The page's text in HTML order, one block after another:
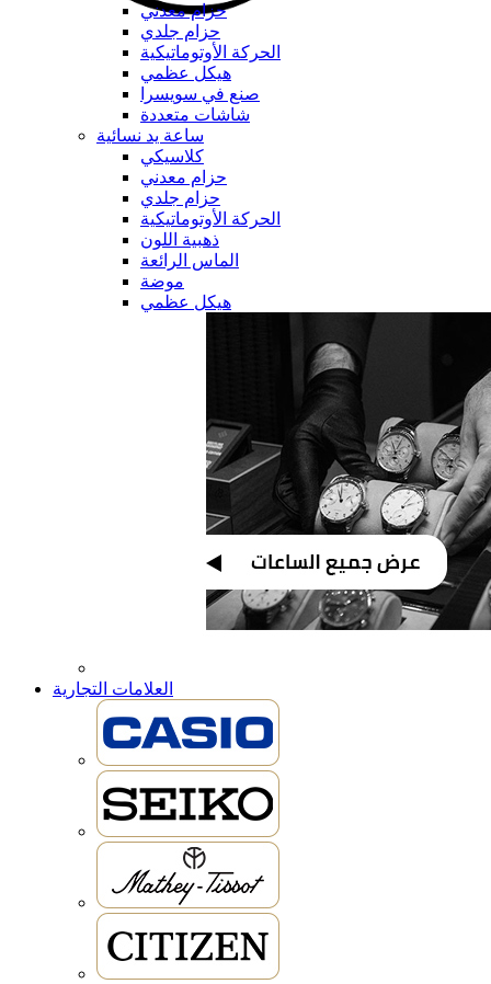
حزام معدني
حزام جلدي
الحركة الأوتوماتيكية
هيكل عظمي
صنع في سويسرا
شاشات متعددة
ساعة يد نسائية
كلاسيكي
حزام معدني
حزام جلدي
الحركة الأوتوماتيكية
ذهبية اللون
الماس الرائعة
موضة
هيكل عظمي
العلامات التجارية